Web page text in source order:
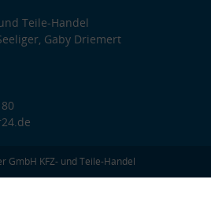
Teile-Handel
Gaby Driemert
GmbH KFZ- und Teile-Handel